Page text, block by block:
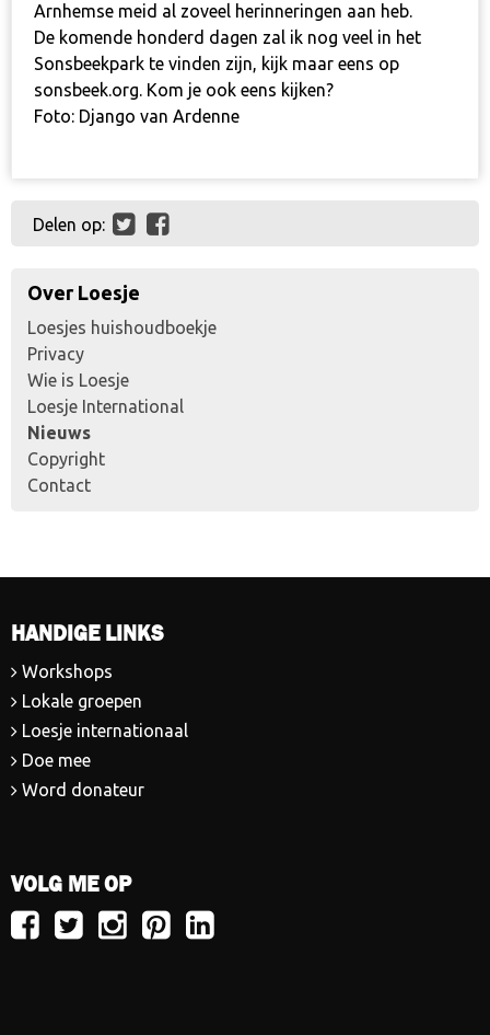
Arnhemse meid al zoveel herinneringen aan heb.
De komende honderd dagen zal ik nog veel in het
Sonsbeekpark te vinden zijn, kijk maar eens op
sonsbeek.org. Kom je ook eens kijken?
Foto: Django van Ardenne
Delen op:
Over Loesje
Loesjes huishoudboekje
Privacy
Wie is Loesje
Loesje International
Nieuws
Copyright
Contact
HANDIGE LINKS
Workshops
Lokale groepen
Loesje internationaal
Doe mee
Word donateur
VOLG ME OP
VolgVolgVolgVolgVolg